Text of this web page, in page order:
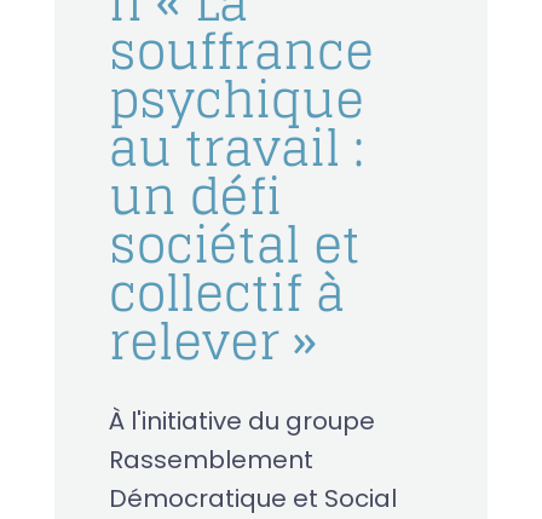
souffrance
psychique
au travail :
un défi
sociétal et
collectif à
relever »
À l'initiative du groupe
Rassemblement
Démocratique et Social